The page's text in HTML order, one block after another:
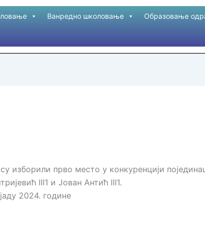
Ванредно школовање Образовање
прво место у конкуренцији
III1 и Јован Антић III1.
2024. године